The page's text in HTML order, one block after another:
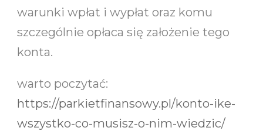
warunki wpłat i wypłat oraz komu
szczególnie opłaca się założenie tego
konta.
warto poczytać:
https://parkietfinansowy.pl/konto-ike-
wszystko-co-musisz-o-nim-wiedzic/